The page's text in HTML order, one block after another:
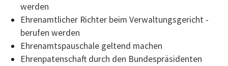
werden
Ehrenamtlicher Richter beim Verwaltungsgericht -
berufen werden
Ehrenamtspauschale geltend machen
Ehrenpatenschaft durch den Bundespräsidenten